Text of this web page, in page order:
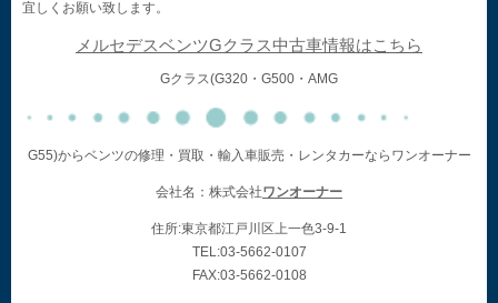
宜しくお願い致します。
メルセデスベンツGクラス中古車情報はこちら
Gクラス(G320・G500・AMG
G55)からベンツの修理・買取・輸入車販売・レンタカーならワンオーナー
会社名：株式会社ワンオーナー
住所:東京都江戸川区上一色3-9-1
TEL:03-5662-0107
FAX:03-5662-0108